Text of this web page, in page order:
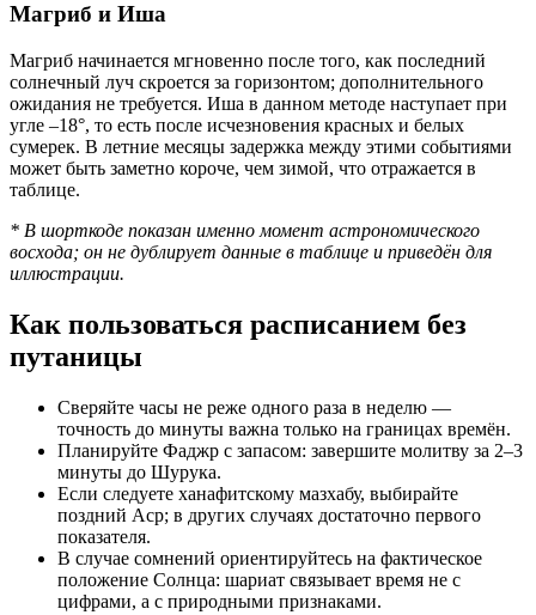
Магриб и Иша
Магриб начинается мгновенно после того, как последний
солнечный луч скроется за горизонтом; дополнительного
ожидания не требуется. Иша в данном методе наступает при
угле –18°, то есть после исчезновения красных и белых
сумерек. В летние месяцы задержка между этими событиями
может быть заметно короче, чем зимой, что отражается в
таблице.
* В шорткоде показан именно момент астрономического
восхода; он не дублирует данные в таблице и приведён для
иллюстрации.
Как пользоваться расписанием без
путаницы
Сверяйте часы не реже одного раза в неделю —
точность до минуты важна только на границах времён.
Планируйте Фаджр с запасом: завершите молитву за 2–3
минуты до Шурука.
Если следуете ханафитскому мазхабу, выбирайте
поздний Аср; в других случаях достаточно первого
показателя.
В случае сомнений ориентируйтесь на фактическое
положение Солнца: шариат связывает время не с
цифрами, а с природными признаками.